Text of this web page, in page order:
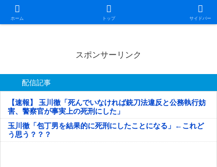
ホーム トップ サイドバー
日本第一！ニュース録
スポンサーリンク
配信記事
【速報】 玉川徹「死んでいなければ銃刀法違反と公務執行妨
害、警察官が事実上の死刑にした」
玉川徹「包丁男を結果的に死刑にしたことになる」←これど
う思う？？？